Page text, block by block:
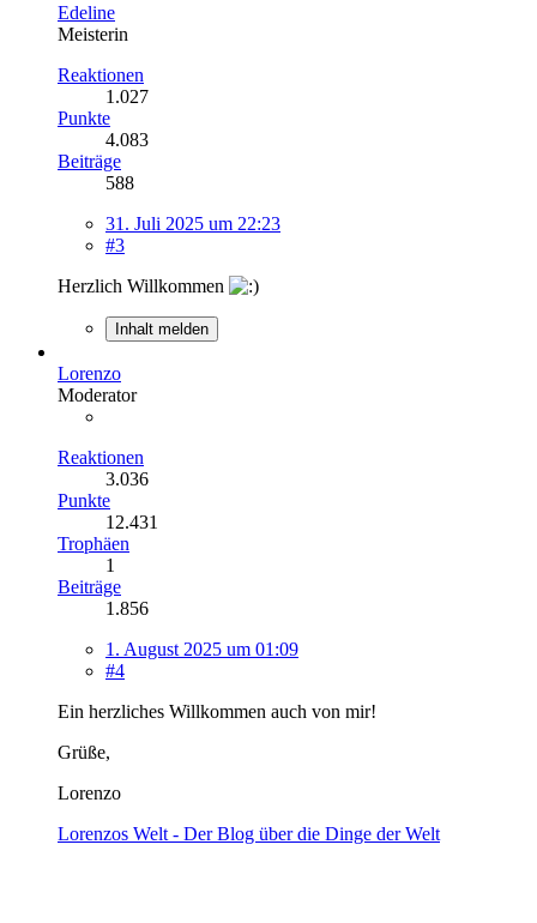
Edeline
Meisterin
Reaktionen
1.027
Punkte
4.083
Beiträge
588
31. Juli 2025 um 22:23
#3
Herzlich Willkommen
Inhalt melden
Lorenzo
Moderator
Reaktionen
3.036
Punkte
12.431
Trophäen
1
Beiträge
1.856
1. August 2025 um 01:09
#4
Ein herzliches Willkommen auch von mir!
Grüße,
Lorenzo
Lorenzos Welt - Der Blog über die Dinge der Welt